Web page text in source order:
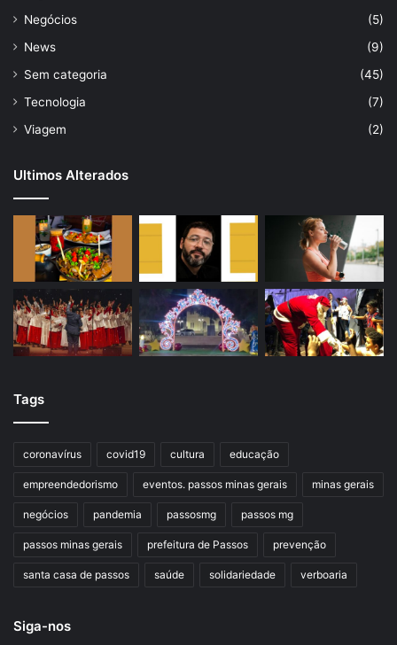
Negócios
(5)
News
(9)
Sem categoria
(45)
Tecnologia
(7)
Viagem
(2)
Ultimos Alterados
Tags
coronavírus covid19 cultura educação
empreendedorismo eventos. passos minas gerais minas gerais
negócios pandemia passosmg passos mg
passos minas gerais prefeitura de Passos prevenção
santa casa de passos saúde solidariedade verboaria
Siga-nos